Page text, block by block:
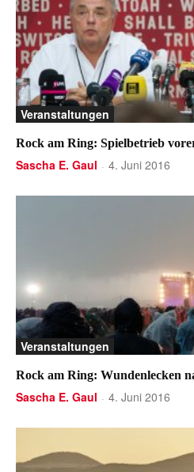
Veranstaltungen
Rock am Ring: Spielbetrieb
Sascha E. Gaul - 4. Juni 2016
Veranstaltungen
Rock am Ring: Wundenlecken
Sascha E. Gaul - 4. Juni 2016